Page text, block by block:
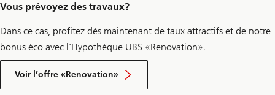
Vous prévoyez des travaux?
Dans ce cas, profitez dès maintenant de taux attractifs et de notre
bonus éco avec l’Hypothèque UBS «Renovation».
Voir l’offre «Renovation»